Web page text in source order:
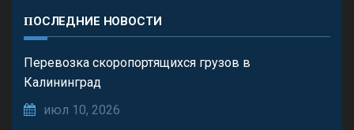
ПОСЛЕДНИЕ НОВОСТИ
Перевозка скоропортящихся грузов в
Калининград
июл 10, 2026